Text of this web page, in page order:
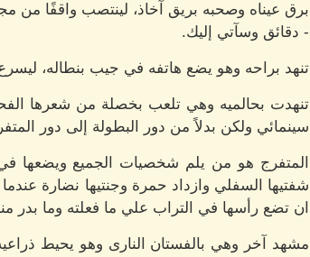
برق عيناه وصحبه بريق آخاذ، لينتصب واقفًا من
- دقائق وسآتي إليك.
تنهد براحه وهو يضع هاتفه في جيب بنطاله،
تنهدت بحالميه وهي تلعب بخصلة من شعرها
سينمائي ولكن بدلاً من دور البطولة إلى دور
المتفرج هو من يلم شخصيات الجميع ويضعها
شفتيها السفلي وازداد حمرة وجنتيها نضارة
ان تضع رأسها في التراب علي ما فعلته وما بدر
مشهد آخر وهي بالفستان النارى وهو يحيط